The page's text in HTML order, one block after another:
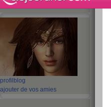
profil blog
ajouter de vos amies